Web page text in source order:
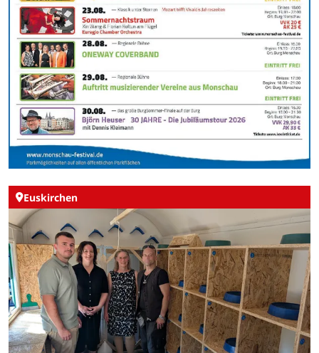
Euskirchen